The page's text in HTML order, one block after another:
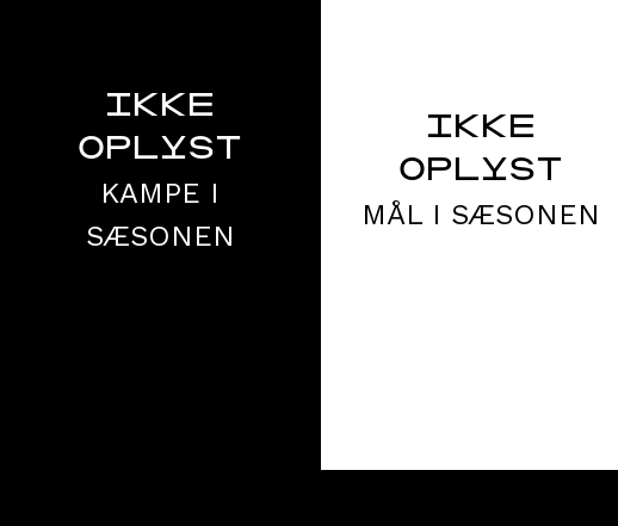
IKKE
OPLYST
KAMPE I
SÆSONEN
IKKE
OPLYST
MÅL I SÆSONEN